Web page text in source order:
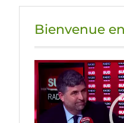
Bienvenue
Lecteur
vidéo